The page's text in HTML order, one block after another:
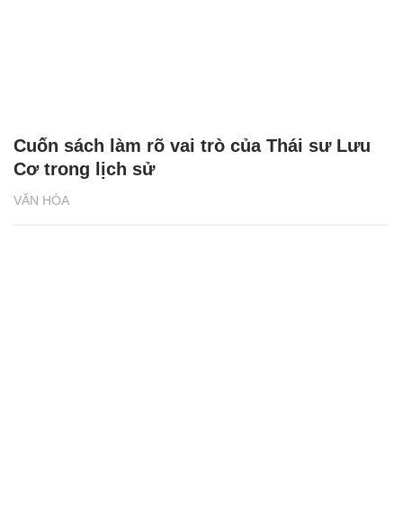
VĂN HÓA
Cuốn sách làm rõ vai trò của Thái sư Lưu
Cơ trong lịch sử